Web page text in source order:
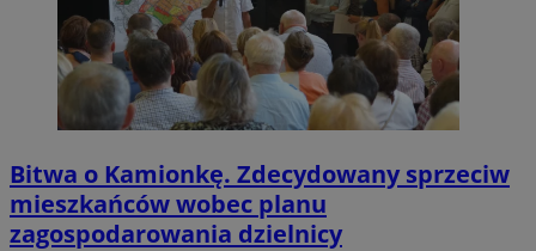
Bitwa o Kamionkę. Zdecydowany sprzeciw
mieszkańców wobec planu
zagospodarowania dzielnicy